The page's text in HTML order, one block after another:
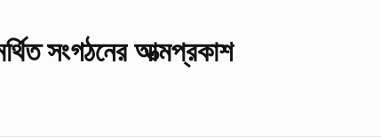
সংগঠনের আত্মপ্রকাশ